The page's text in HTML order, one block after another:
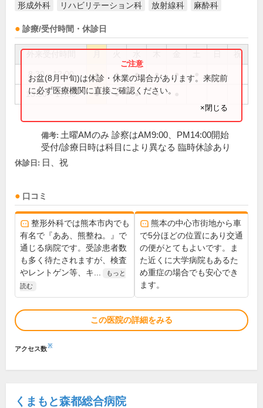
形成外科
リハビリテーション科 放射線科 麻酔科
診療/受付時間・休診日
祝
8:30～12:00 ● ● ● ● ●
13:30～17:00 ● ● ● ●
お盆(8月中旬)は休診・休業の場合があります。来院前
に必ず医療機関に直接ご確認ください。
×閉じる
備考: 土曜AMのみ 診察はAM9:00、PM14:00開始
受付/診療日時は科目により異なる 臨時休診あり
休診日: 日、祝
口コミ
整形外科では熊本市内でも
有名で『ああ、熊整ね。』で
通じる病院です。受診患者数
も多く待たされますが、検査
やレントゲン等、キ...
もっと
読む
熊本の中心市街地から車
で5分ほどの位置にあり交通
の便がとてもよいです。ま
た近くに大学病院もあるた
め重症の場合でも安心でき
ます。
この医院の詳細をみる
アクセス数※
くまもと森都総合病院